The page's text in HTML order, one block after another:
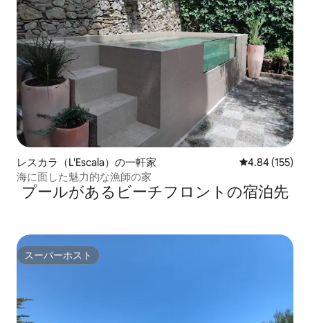
レスカラ（L'Escala）の一軒家 レビュー155
4.84 (155)
海に面した魅力的な漁師の家
プールがあるビーチフロントの宿泊先
スーパーホスト
スーパーホスト